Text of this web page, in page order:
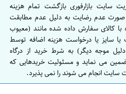
سایت بازارفوری بازگشت تمام هزینه
صورت عدم رضایت به دلیل عدم مطابقت
با کالای سفارش داده شده مانند (معیوب
سایز یا درخواست هزینه اضافه توسط
موجه دیگر) به شرط خرید از درگاه
می نماید و مسئولیت خریدهایی که
سایت انجام می شوند را نمی پذیرد.